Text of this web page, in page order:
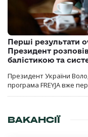
Перші результати
Президент
балістикою та
Президент України
програма FREYJA вже
ВАКАНСІЇ